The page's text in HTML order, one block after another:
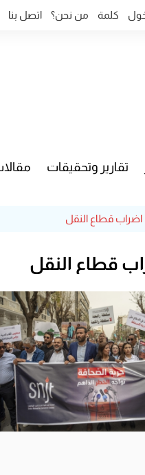
كلمة من نحن؟ اتصل بنا
تقارير وتحقيقات
اضراب قطاع النقل
قطاع النقل